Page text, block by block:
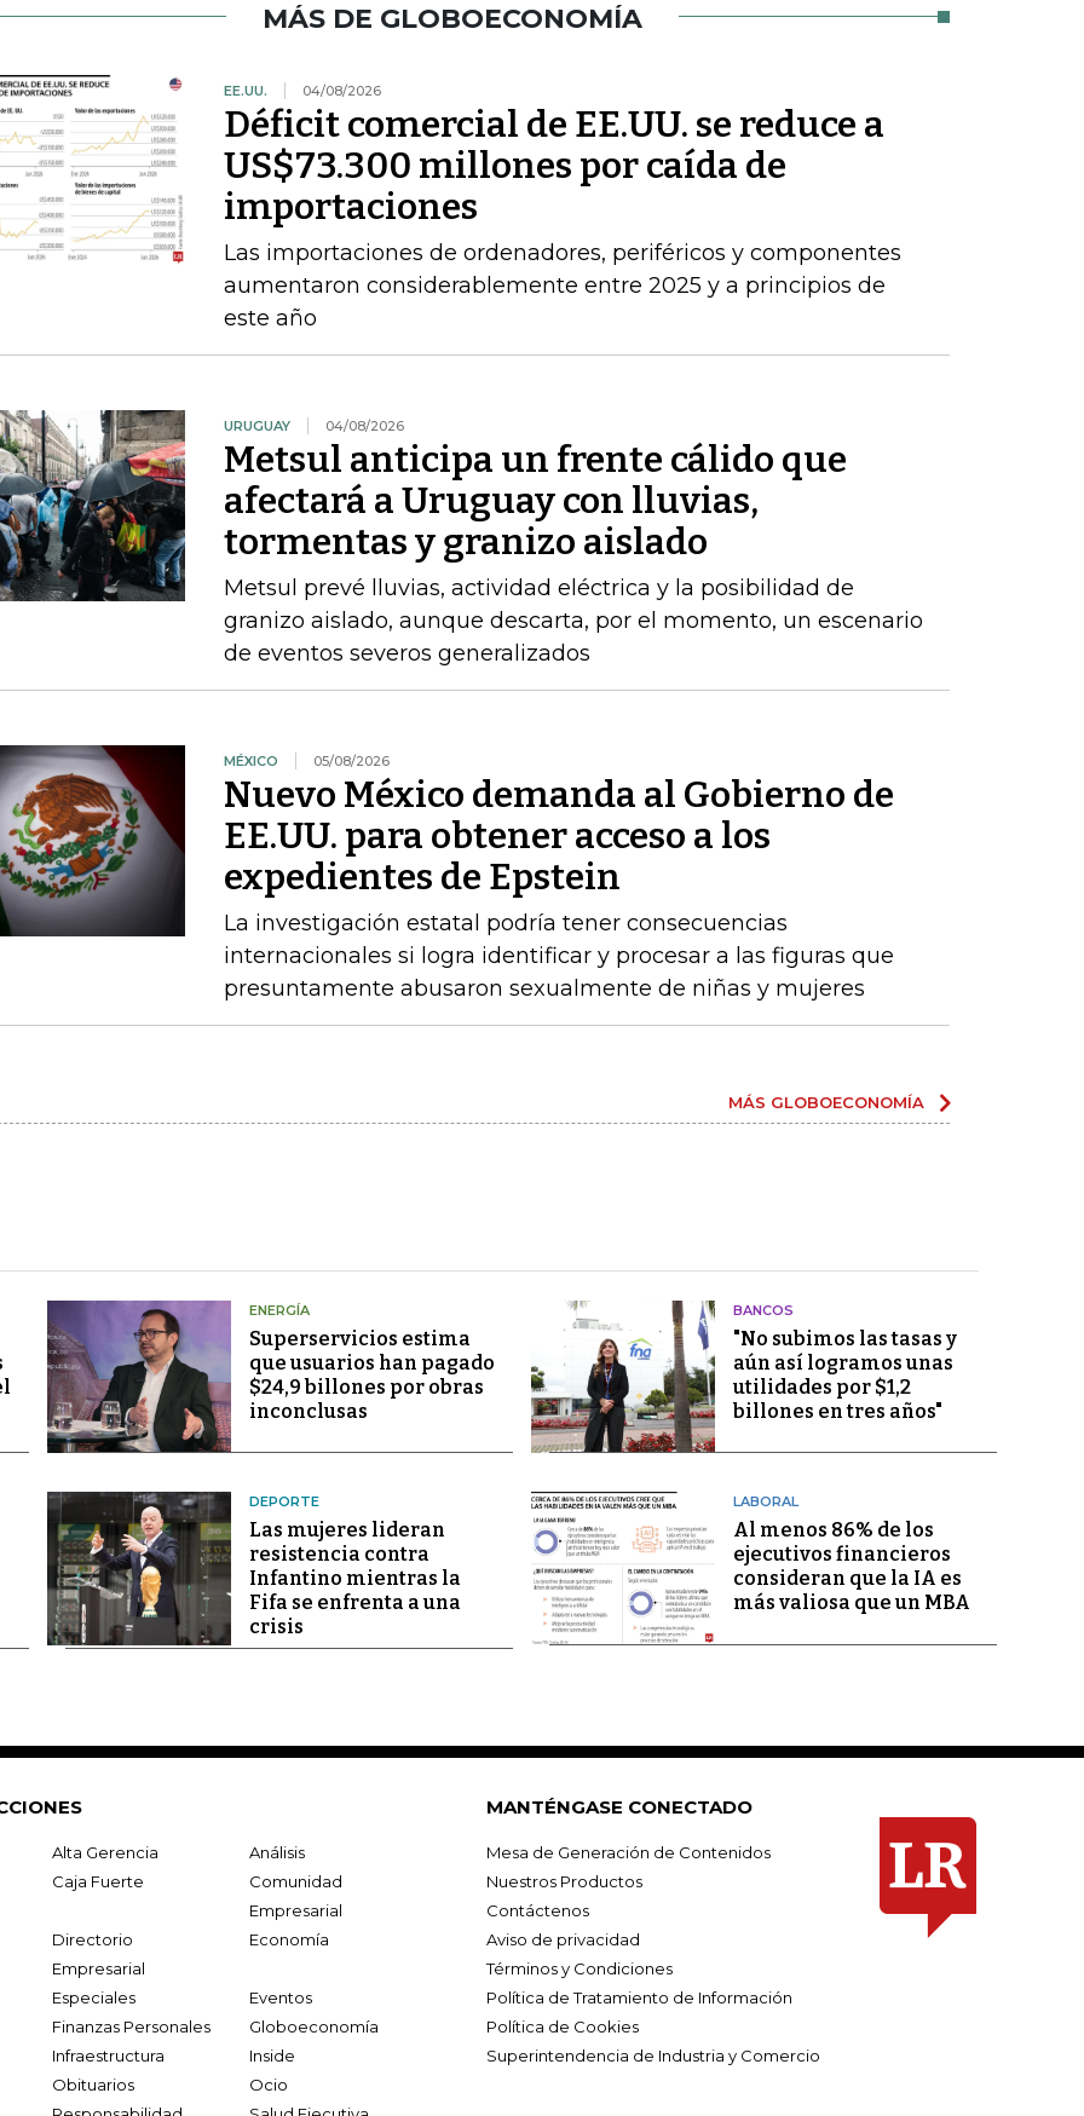
MÁS DE GLOBOECONOMÍA
EE.UU. 04/08/2026
Déficit comercial de EE.UU. se reduce a
US$73.300 millones por caída de
importaciones
Las importaciones de ordenadores, periféricos y componentes
aumentaron considerablemente entre 2025 y a principios de
este año
URUGUAY 04/08/2026
Metsul anticipa un frente cálido que
afectará a Uruguay con lluvias,
tormentas y granizo aislado
Metsul prevé lluvias, actividad eléctrica y la posibilidad de
granizo aislado, aunque descarta, por el momento, un escenario
de eventos severos generalizados
MÉXICO 05/08/2026
Nuevo México demanda al Gobierno de
EE.UU. para obtener acceso a los
expedientes de Epstein
La investigación estatal podría tener consecuencias
internacionales si logra identificar y procesar a las figuras que
presuntamente abusaron sexualmente de niñas y mujeres
MÁS GLOBOECONOMÍA
ENERGÍA
Superservicios estima
que usuarios han pagado
$24,9 billones por obras
inconclusas
BANCOS
"No subimos las tasas y
aún así logramos unas
utilidades por $1,2
billones en tres años"
DEPORTE
Las mujeres lideran
resistencia contra
Infantino mientras la
Fifa se enfrenta a una
crisis
LABORAL
Al menos 86% de los
ejecutivos financieros
consideran que la IA es
más valiosa que un MBA
Alta Gerencia
Análisis
Caja Fuerte
Comunidad
Empresarial
Directorio
Empresarial
Economía
Especiales
Eventos
Finanzas Personales
Globoeconomía
Infraestructura
Inside
Obituarios
Ocio
MANTÉNGASE CONECTADO
Mesa de Generación de Contenidos
Nuestros Productos
Contáctenos
Aviso de privacidad
Términos y Condiciones
Política de Tratamiento de Información
Política de Cookies
Superintendencia de Industria y Comercio